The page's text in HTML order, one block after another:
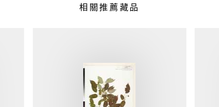
相關推薦藏品